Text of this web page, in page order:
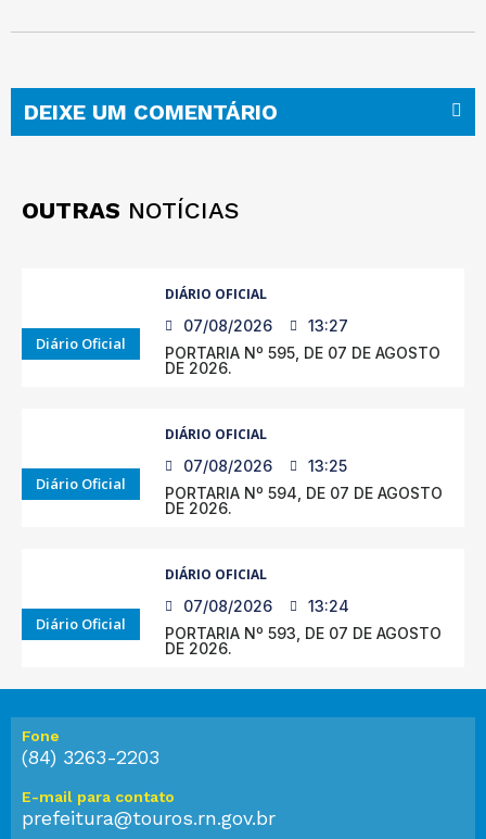
DEIXE UM COMENTÁRIO
OUTRAS NOTÍCIAS
Diário Oficial
DIÁRIO OFICIAL
07/08/2026
13:27
PORTARIA Nº 595, DE 07 DE AGOSTO
DE 2026.
Diário Oficial
DIÁRIO OFICIAL
07/08/2026
13:25
PORTARIA Nº 594, DE 07 DE AGOSTO
DE 2026.
Diário Oficial
DIÁRIO OFICIAL
07/08/2026
13:24
PORTARIA Nº 593, DE 07 DE AGOSTO
DE 2026.
Fone
(84) 3263-2203
E-mail para contato
prefeitura@touros.rn.gov.br